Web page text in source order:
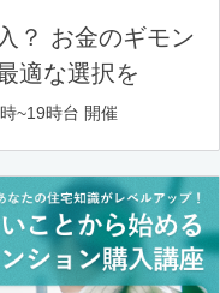
？ お金のギモン
適な選択を
~19時台 開催